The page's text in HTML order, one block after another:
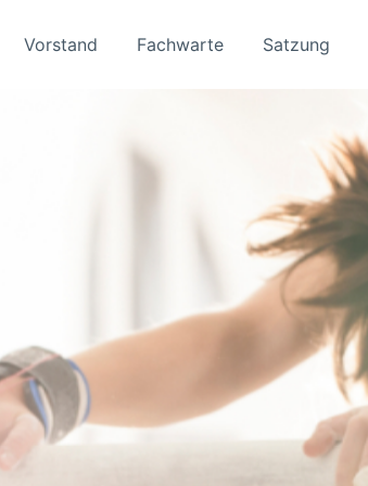
Vorstand Fachwarte Satzung